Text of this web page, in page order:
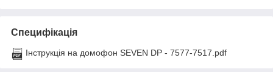
Специфікація
Інструкція на домофон SEVEN DP - 7577-7517.pdf